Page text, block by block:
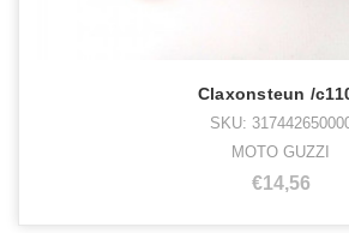
Claxonsteun /
SKU:
MOTO GUZZI
€14,56